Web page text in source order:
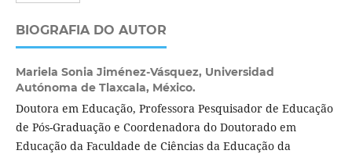
BIOGRAFIA DO AUTOR
Mariela Sonia Jiménez-Vásquez, Universidad
Autónoma de Tlaxcala, México.
Doutora em Educação, Professora Pesquisador de Educação
de Pós-Graduação e Coordenadora do Doutorado em
Educação da Faculdade de Ciências da Educação da